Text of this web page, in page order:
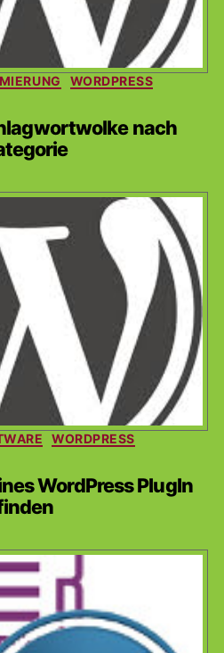
KategorienWORDPRESS
nach
Kategorien
WORDPRESS
WordPress PlugIn